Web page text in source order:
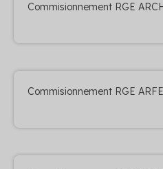
Commisionnement RGE
Commisionnement RGE